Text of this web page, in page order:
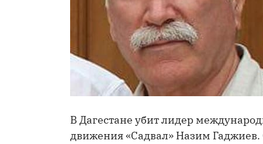
В Дагестане убит лидер
движения «Садвал» Назим